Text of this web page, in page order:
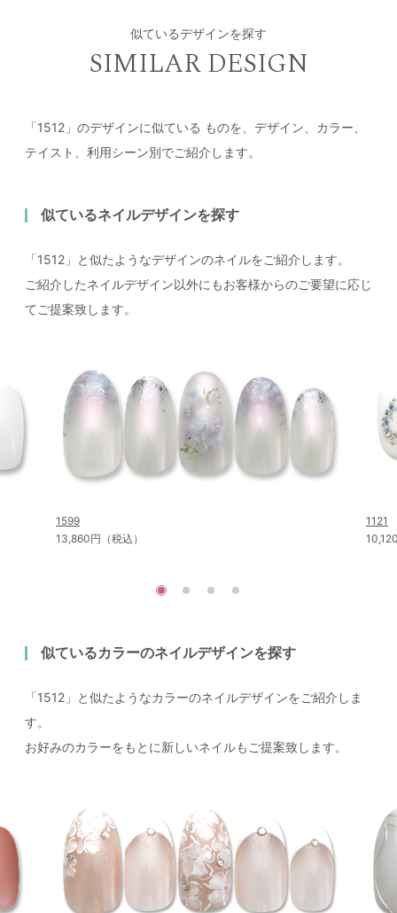
似ているデザインを探す
SIMILAR DESIGN
「1512」のデザインに似ている ものを、デザイン、カラー、
テイスト、利用シーン別でご紹介します。
似ているネイルデザインを探す
「1512」と似たようなデザインのネイルをご紹介します。
ご紹介したネイルデザイン以外にもお客様からのご要望に応じ
てご提案致します。
1599
13,860円（税込）
1121
似ているカラーのネイルデザインを探す
「1512」と似たようなカラーのネイルデザインをご紹介しま
す。
お好みのカラーをもとに新しいネイルもご提案致します。